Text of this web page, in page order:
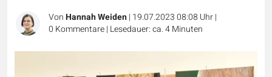
VonHannah Weiden| 19.07.2023 08:08 Uhr|
0 Kommentare| Lesedauer: ca. 4 Minuten